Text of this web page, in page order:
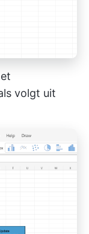
volgt uit